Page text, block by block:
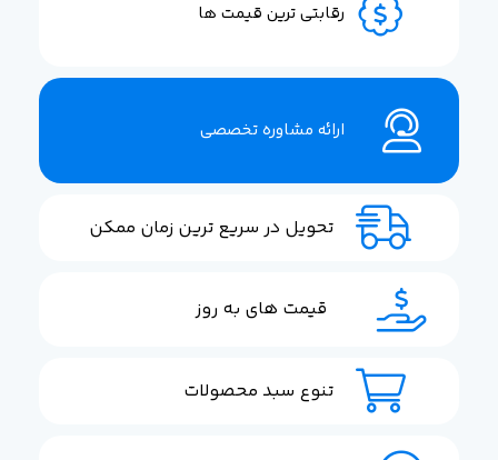
رقابتی ترین قیمت ها
ارائه مشاوره تخصصی
تحویل در سریع ترین زمان ممکن
قیمت های به روز
تنوع سبد محصولات